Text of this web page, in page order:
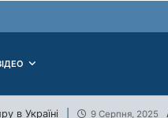
в Україні 9 Серпня, 2025